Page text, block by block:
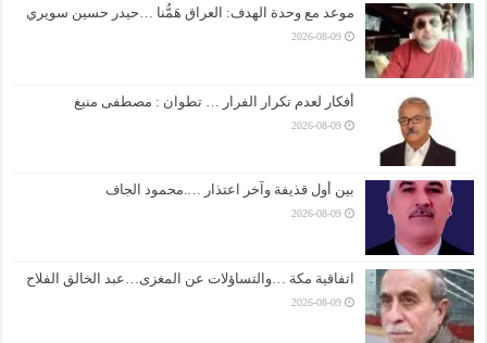
موعد مع وحدة الهدف: العراق هَمُّنا …حيدر حسين سويري
2026-08-09
أفكار لعدم تكرار الفرار … تطوان : مصطفى منيغ
2026-08-09
بين أول قذيفة وآخر اعتذار ….محمود الجاف
2026-08-09
اتفاقية مكة …والتساؤلات عن المغزى…عبد الخالق الفلاح
2026-08-09